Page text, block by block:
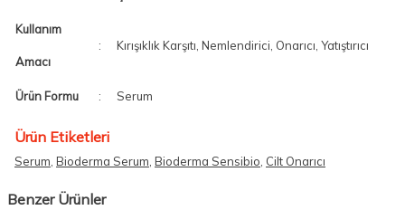
Kullanım
Amacı
: Kırışıklık Karşıtı, Nemlendirici, Onarıcı, Yatıştırıcı
Ürün Formu : Serum
Ürün Etiketleri
Serum, Bioderma Serum, Bioderma Sensibio, Cilt Onarıcı
Benzer Ürünler